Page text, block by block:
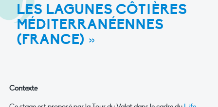
LES LAGUNES CÔTIÈRES
MÉDITERRANÉENNES
(FRANCE) »
Contexte